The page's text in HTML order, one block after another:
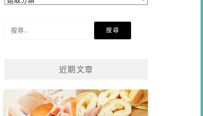
近期文章